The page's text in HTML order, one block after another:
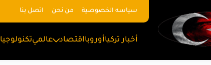
سياسه الخصوصية من نحن اتصل بنا
أخبار تركياأوروبااقتصاد عالميتكنولوجيا